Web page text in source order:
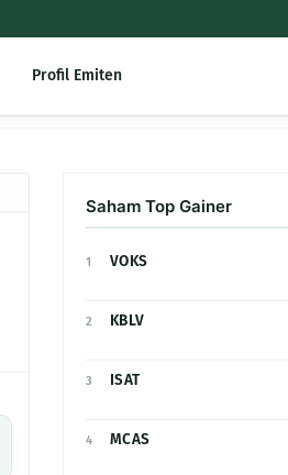
Profil Emiten
Saham Top Gainer
1 VOKS
2 KBLV
3 ISAT
4 MCAS